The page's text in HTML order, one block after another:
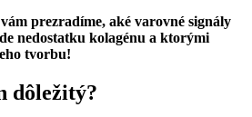
prezradíme, aké varovné signály
nedostatku kolagénu a ktorými
tvorbu!
dôležitý?